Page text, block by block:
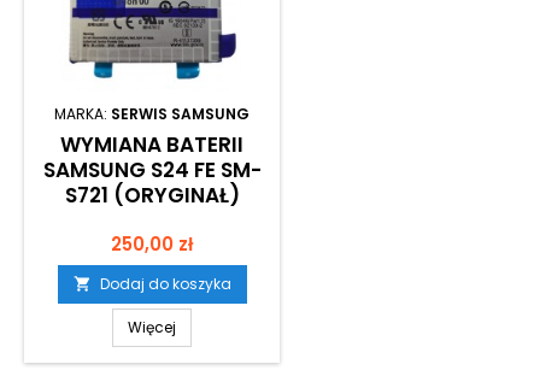
MARKA: SERWIS SAMSUNG
WYMIANA BATERII
SAMSUNG S24 FE SM-
S721 (ORYGINAŁ)
Cena
250,00 zł
 Dodaj do koszyka
Więcej